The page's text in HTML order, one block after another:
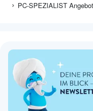
PC-SPEZIALIST